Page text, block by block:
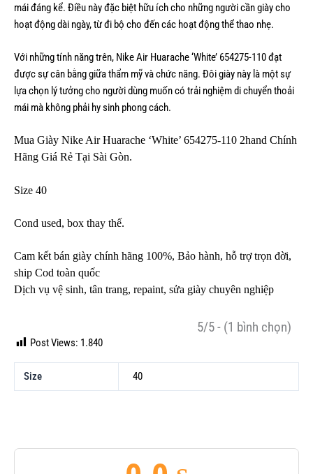
mái đáng kể. Điều này đặc biệt hữu ích cho những người cần giày cho
hoạt động dài ngày, từ đi bộ cho đến các hoạt động thể thao nhẹ.
Với những tính năng trên, Nike Air Huarache ‘White’ 654275-110 đạt
được sự cân bằng giữa thẩm mỹ và chức năng. Đôi giày này là một sự
lựa chọn lý tưởng cho người dùng muốn có trải nghiệm di chuyển thoải
mái mà không phải hy sinh phong cách.
Mua Giày Nike Air Huarache ‘White’ 654275-110 2hand Chính
Hãng Giá Rẻ Tại Sài Gòn.
Size 40
Cond used, box thay thế.
Cam kết bán giày chính hãng 100%, Bảo hành, hỗ trợ trọn đời,
ship Cod toàn quốc
Dịch vụ vệ sinh, tân trang, repaint, sửa giày chuyên nghiệp
5/5 - (1 bình chọn)
Post Views: 1.840
Size 40